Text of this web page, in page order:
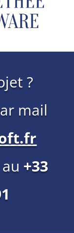
?
mail
+33